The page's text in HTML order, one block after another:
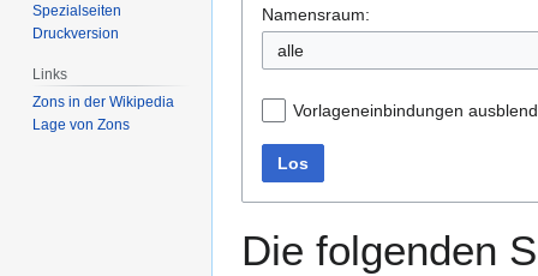
Namensraum:
alle
Vorlageneinbindungen
Los
Die folgenden
Spezialseiten
Druckversion
Links
Zons in der Wikipedia
Lage von Zons